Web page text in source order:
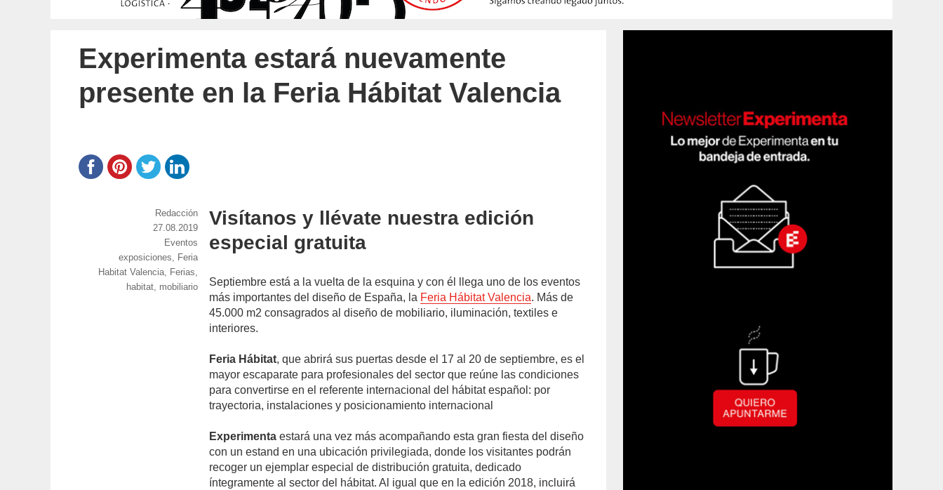
Experimenta estará nuevamente
presente en la Feria Hábitat Valencia
Visítanos y llévate nuestra edición
especial gratuita
Septiembre está a la vuelta de la esquina y con él llega uno de los eventos
más importantes del diseño de España, la Feria Hábitat Valencia. Más de
45.000 m2 consagrados al diseño de mobiliario, iluminación, textiles e
interiores.
Feria Hábitat, que abrirá sus puertas desde el 17 al 20 de septiembre, es el
mayor escaparate para profesionales del sector que reúne las condiciones
para convertirse en el referente internacional del hábitat español: por
trayectoria, instalaciones y posicionamiento internacional
Experimenta estará una vez más acompañando esta gran fiesta del diseño
con un estand en una ubicación privilegiada, donde los visitantes podrán
recoger un ejemplar especial de distribución gratuita, dedicado
íntegramente al sector del hábitat. Al igual que en la edición 2018, incluirá
https://www.experimenta.es/author/redaccion/
Redacción
Publicado
27.08.2019
Categorías
Eventos
Etiquetas
exposiciones, Feria
Habitat Valencia, Ferias,
habitat, mobiliario